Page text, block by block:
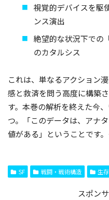
視覚的デバイスを駆
ンス演出
絶望的な状況下での
のカタルシス
これは、単なるアクション
感と救済を問う高度に構築
す。本巻の解析を終えた今
つ。「このデータは、アナ
値がある」ということです
SF 戦闘・戦術構造 生
スポン